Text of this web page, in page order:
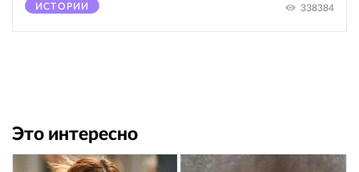
ИСТОРИИ 338384
Это интересно